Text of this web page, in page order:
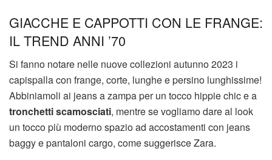
GIACCHE E CAPPOTTI CON LE FRANGE:
IL TREND ANNI ’70
Si fanno notare nelle nuove collezioni autunno 2023 i
capispalla con frange, corte, lunghe e persino lunghissime!
Abbiniamoli ai jeans a zampa per un tocco hippie chic e a
tronchetti scamosciati, mentre se vogliamo dare al look
un tocco più moderno spazio ad accostamenti con jeans
baggy e pantaloni cargo, come suggerisce Zara.